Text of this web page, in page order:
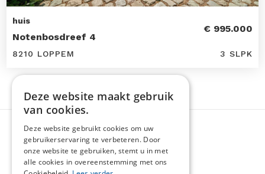
huis
Notenbosdreef 4
€ 995.000
8210 LOPPEM 3 SLPK
Deze website maakt gebruik
van cookies.
Deze website gebruikt cookies om uw
gebruikerservaring te verbeteren. Door
onze website te gebruiken, stemt u in met
alle cookies in overeenstemming met ons